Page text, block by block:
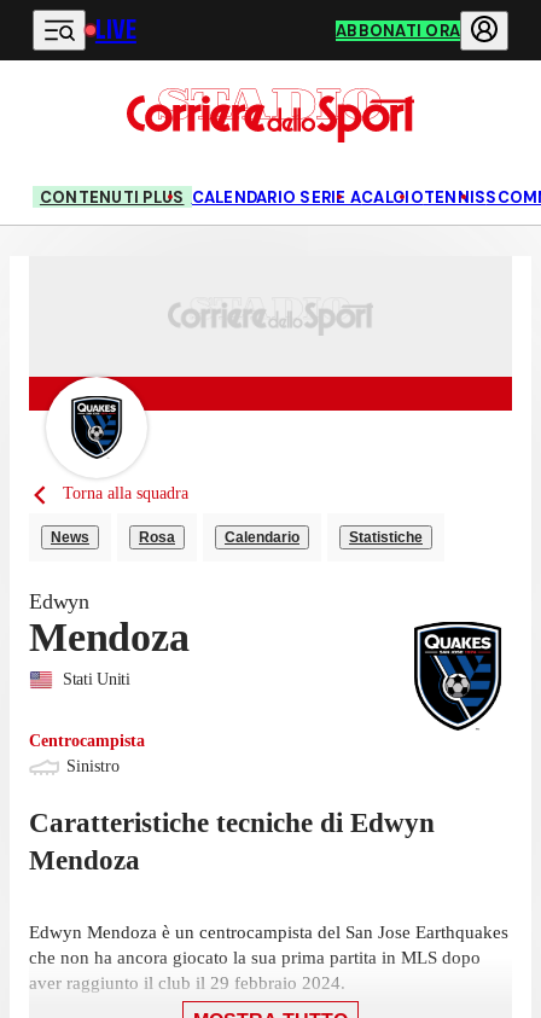
Vai al contenuto principale
LIVE ABBONATI ORA
CONTENUTI PLUS CALENDARIO SERIE ACALCIOTENNIS
Torna alla squadra
News Rosa Calendario Statistiche
Edwyn
Mendoza
Stati Uniti
Centrocampista
Sinistro
Caratteristiche tecniche di Edwyn
Mendoza
Edwyn Mendoza è un centrocampista del San Jose Earthquakes
che non ha ancora giocato la sua prima partita in MLS dopo
aver raggiunto il club il 29 febbraio 2024.